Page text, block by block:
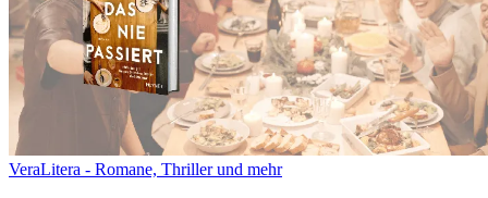
VeraLitera - Romane, Thriller und mehr